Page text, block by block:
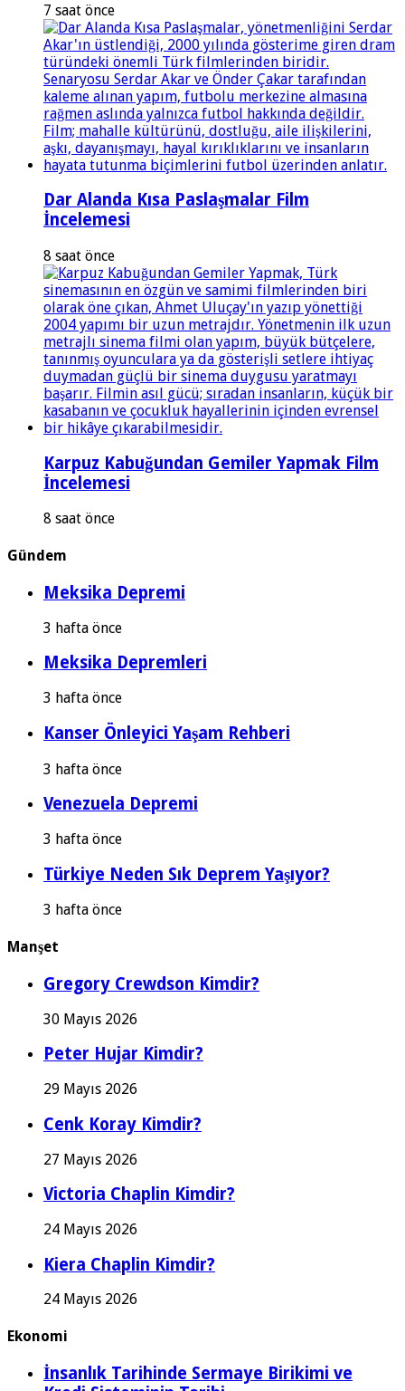
7 saat önce
Dar Alanda Kısa Paslaşmalar Film
İncelemesi
8 saat önce
Karpuz Kabuğundan Gemiler Yapmak Film
İncelemesi
8 saat önce
Gündem
Meksika Depremi
3 hafta önce
Meksika Depremleri
3 hafta önce
Kanser Önleyici Yaşam Rehberi
3 hafta önce
Venezuela Depremi
3 hafta önce
Türkiye Neden Sık Deprem Yaşıyor?
3 hafta önce
Manşet
Gregory Crewdson Kimdir?
30 Mayıs 2026
Peter Hujar Kimdir?
29 Mayıs 2026
Cenk Koray Kimdir?
27 Mayıs 2026
Victoria Chaplin Kimdir?
24 Mayıs 2026
Kiera Chaplin Kimdir?
24 Mayıs 2026
Ekonomi
İnsanlık Tarihinde Sermaye Birikimi ve